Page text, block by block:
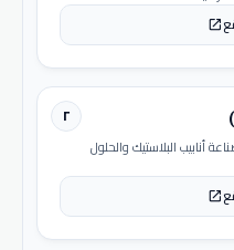
open_in_new
٢
أنابيب البلاستيك والحلول
open_in_new